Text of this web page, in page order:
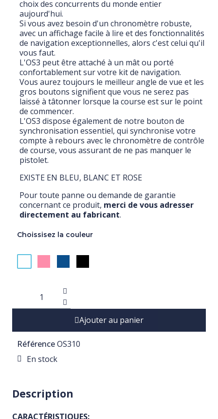
choix des concurrents du monde entier
aujourd'hui.
Si vous avez besoin d'un chronomètre robuste,
avec un affichage facile à lire et des fonctionnalités
de navigation exceptionnelles, alors c'est celui qu'il
vous faut.
L'OS3 peut être attaché à un mât ou porté
confortablement sur votre kit de navigation.
Vous aurez toujours le meilleur angle de vue et les
gros boutons signifient que vous ne serez pas
laissé à tâtonner lorsque la course est sur le point
de commencer.
L'OS3 dispose également de notre bouton de
synchronisation essentiel, qui synchronise votre
compte à rebours avec le chronomètre de contrôle
de course, vous assurant de ne pas manquer le
pistolet.
EXISTE EN BLEU, BLANC ET ROSE
Pour toute panne ou demande de garantie
concernant ce produit, merci de vous adresser
directement au fabricant.
Choissisez la couleur
Ajouter au panier
RéférenceOS310
En stock
Description
CARACTÉRISTIQUES: